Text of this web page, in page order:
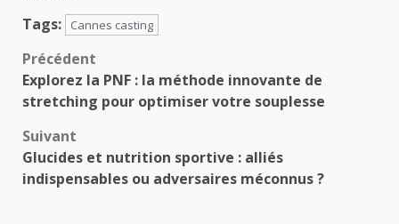
Tags:
Cannes casting
Navigation
d’article
Précédent
Explorez la PNF : la méthode innovante de
stretching pour optimiser votre souplesse
Suivant
Glucides et nutrition sportive : alliés
indispensables ou adversaires méconnus ?